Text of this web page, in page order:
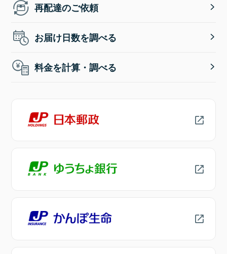
再配達のご依頼
お届け日数を調べる
料金を計算・調べる